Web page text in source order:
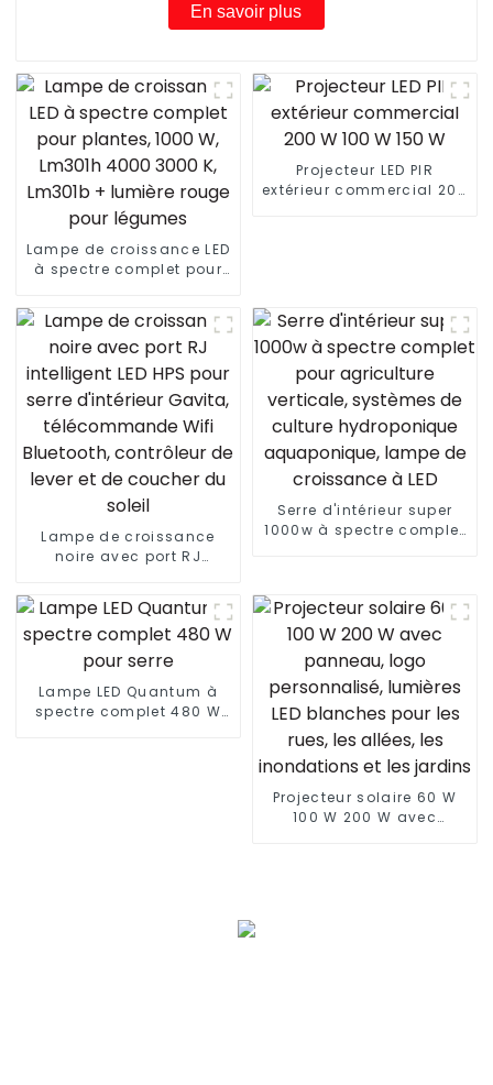
En savoir plus
Lampe de croissance LED
à spectre complet pour
lumière rouge pour
légumes
Projecteur LED PIR
extérieur commercial 200
Lampe de croissance
noire avec port RJ
serre d'intérieur Gavita,
télécommande Wifi
Bluetooth, contrôleur de
lever et de coucher du
Serre d'intérieur super
1000w à spectre complet
aquaponique, lampe de
croissance à LED
Lampe LED Quantum à
spectre complet 480 W
Projecteur solaire 60 W
100 W 200 W avec